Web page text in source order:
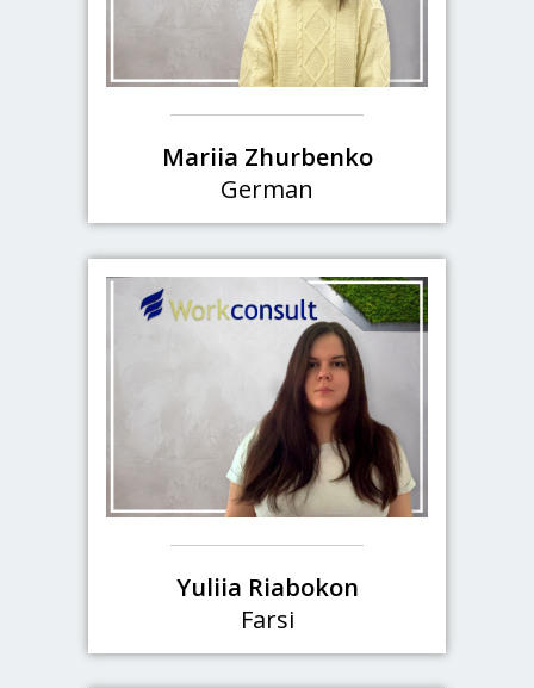
Mariia Zhurbenko
German
Yuliia Riabokon
Farsi